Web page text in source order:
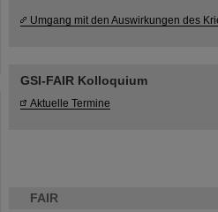
FAIR
Umgang mit den Auswirkungen des
GSI-FAIR Kolloquium
Aktuelle Termine